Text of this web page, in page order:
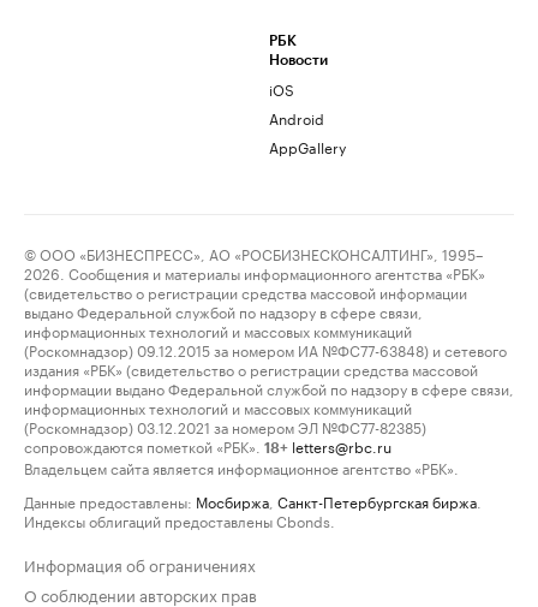
РБК
Новости
iOS
Android
AppGallery
© ООО «БИЗНЕСПРЕСС», АО «РОСБИЗНЕСКОНСАЛТИНГ», 1995–
2026. Сообщения и материалы информационного агентства «РБК»
(свидетельство о регистрации средства массовой информации
выдано Федеральной службой по надзору в сфере связи,
информационных технологий и массовых коммуникаций
(Роскомнадзор) 09.12.2015 за номером ИА №ФС77-63848) и сетевого
издания «РБК» (свидетельство о регистрации средства массовой
информации выдано Федеральной службой по надзору в сфере связи,
информационных технологий и массовых коммуникаций
(Роскомнадзор) 03.12.2021 за номером ЭЛ №ФС77-82385)
сопровождаются пометкой «РБК».
18+ letters@rbc.ru
Владельцем сайта является информационное агентство «РБК».
Данные предоставлены: Мосбиржа Санкт-Петербургская биржа
Индексы облигаций предоставлены Cbonds.
Информация об ограничениях
О соблюдении авторских прав